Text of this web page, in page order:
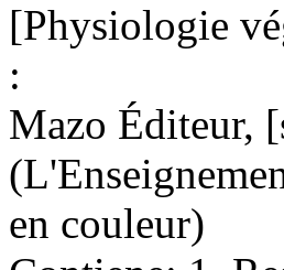
[Physiologie
:
Mazo Éditeur,
en couleur)